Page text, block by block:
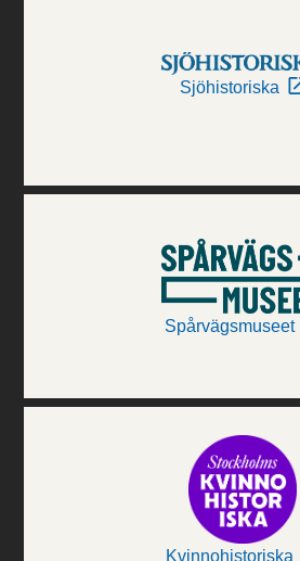
Sjöhistoriska
Spårvägsmuseet
Kvinnohistoriska